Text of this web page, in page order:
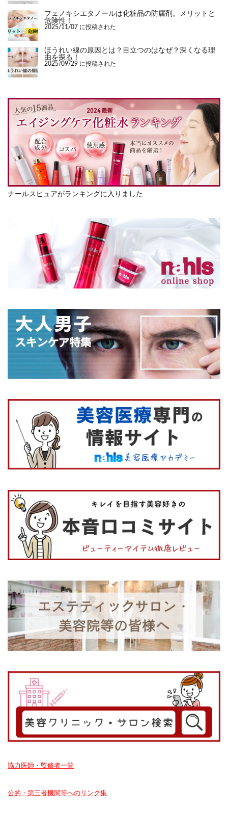
フェノキシエタノールは化粧品の防腐剤。メリットと
危険性！
2025/11/07 に投稿された
ほうれい線の原因とは？目立つのはなぜ？深くなる理
由を探る！
2025/09/29 に投稿された
ナールスピュアがランキングに入りました
協力医師・監修者一覧
公的・第三者機関等へのリンク集